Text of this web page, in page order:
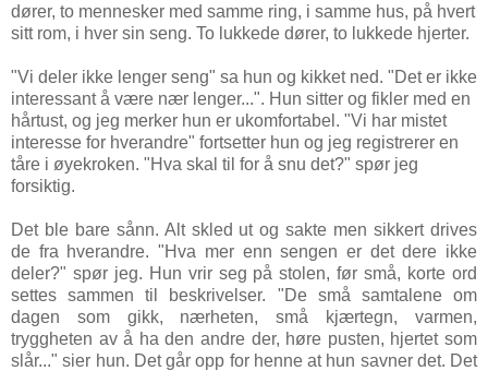
dører, to mennesker med samme ring, i samme hus, på hvert
sitt rom, i hver sin seng. To lukkede dører, to lukkede hjerter.
"Vi deler ikke lenger seng" sa hun og kikket ned. "Det er ikke
interessant å være nær lenger...". Hun sitter og fikler med en
hårtust, og jeg merker hun er ukomfortabel. "Vi har mistet
interesse for hverandre" fortsetter hun og jeg registrerer en
tåre i øyekroken. "Hva skal til for å snu det?" spør jeg
forsiktig.
Det ble bare sånn. Alt skled ut og sakte men sikkert drives
de fra hverandre. "Hva mer enn sengen er det dere ikke
deler?" spør jeg. Hun vrir seg på stolen, før små, korte ord
settes sammen til beskrivelser. "De små samtalene om
dagen som gikk, nærheten, små kjærtegn, varmen,
tryggheten av å ha den andre der, høre pusten, hjertet som
slår..." sier hun. Det går opp for henne at hun savner det. Det